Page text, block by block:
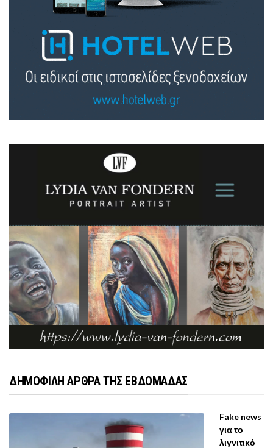
ΔΗΜΟΦΙΛΗ ΑΡΘΡΑ ΤΗΣ ΕΒΔΟΜΑΔΑΣ
Fake news
για το
λιγνιτικό